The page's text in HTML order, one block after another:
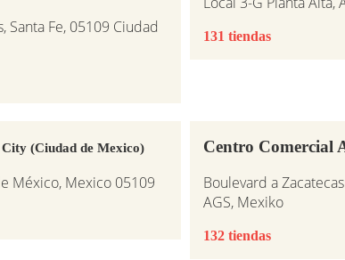
Santa Fe, 05109 Ciudad
131 tiendas
(Ciudad de Mexico)
México, Mexico 05109
Centro Comercial
Boulevard a
AGS, Mexiko
132 tiendas